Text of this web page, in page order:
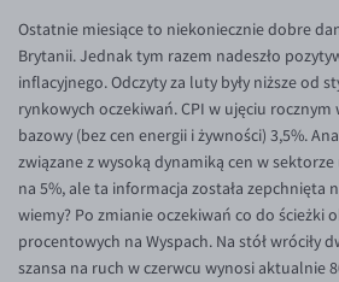
EUR/SGD
EUR/TRY
EUR/ZAR
GBP/USD
USD/CHF
GBP/CHF
Ostatnie miesiące to niekoniecznie dobre
Brytanii. Jednak tym razem nadeszło
inflacyjnego. Odczyty za luty były niższe od
rynkowych oczekiwań. CPI w ujęciu rocznym
bazowy (bez cen energii i żywności) 3,5%.
związane z wysoką dynamiką cen w
na 5%, ale ta informacja została zepchnięta
wiemy? Po zmianie oczekiwań co do ścieżki
procentowych na Wyspach. Na stół wróciły
szansa na ruch w czerwcu wynosi aktualnie